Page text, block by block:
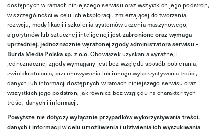
dostępnych w ramach niniejszego serwisu oraz wszystkich jego podstron,
w szczególności w celu ich eksploracji, zmierzającej do tworzenia,
rozwoju, modyfikacji i szkolenia systemów uczenia maszynowego,
algorytmów lub sztucznej inteligencji jest zabronione oraz wymaga
uprzedniej, jednoznacznie wyrażonej zgody administratora serwisu –
Burda Media Polska sp. z o.o.Obowiązek uzyskania wyraźnej i
jednoznacznej zgody wymagany jest bez względu sposób pobierania,
zwielokrotniania, przechowywania lub innego wykorzystywania treści,
danych lub informacji dostępnych w ramach niniejszego serwisu oraz
wszystkich jego podstron, jak również bez względu na charakter tych
treści, danych i informacji.
Powyższe nie dotyczy wyłącznie przypadków wykorzystywania treści,
danych i informacji w celu umożliwienia i ułatwienia ich wyszukiwania